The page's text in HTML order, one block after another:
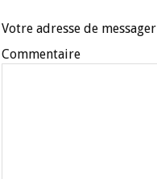
Votre adresse de
Commentaire